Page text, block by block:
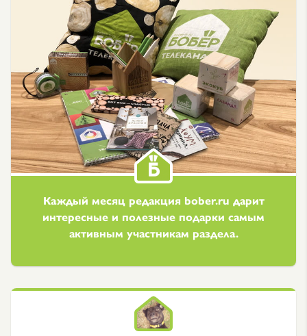
Каждый месяц редакция bober.ru дарит
интересные и полезные подарки самым
активным участникам раздела.